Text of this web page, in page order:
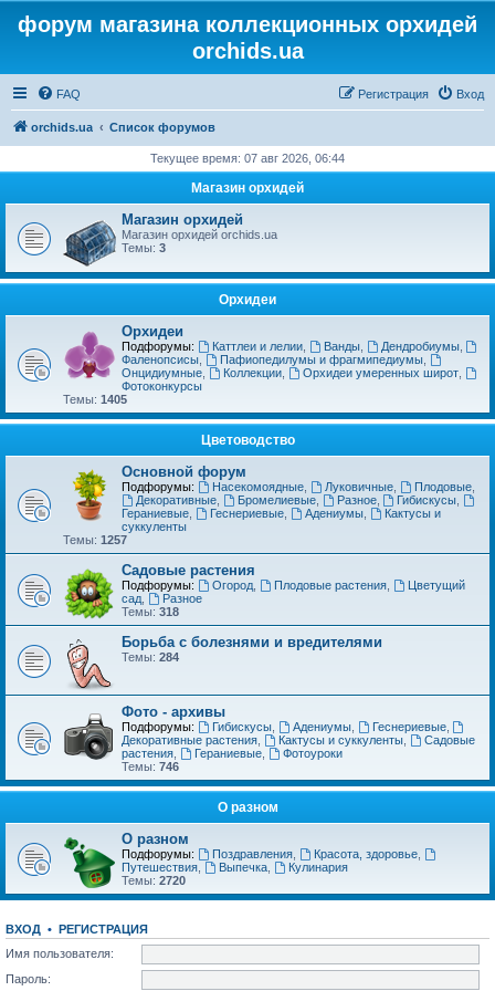
форум магазина коллекционных орхидей
orchids.ua
FAQ Вход
Регистрация
orchids.ua Список форумов
Текущее время: 07 авг 2026, 06:44
Магазин орхидей
Магазин орхидей
Магазин орхидей orchids.ua
Темы: 3
Орхидеи
Орхидеи
Подфорумы: Каттлеи и лелии, Ванды, Дендробиумы,
Фаленопсисы
Пафиопедилумы и фрагмипедиумы,
Онцидиумные
Коллекции, Орхидеи умеренных широт,
Фотоконкурсы
Темы: 1405
Цветоводство
Основной форум
Подфорумы: Насекомоядные, Луковичные, Плодовые,
Декоративные, Бромелиевые, Разное, Гибискусы
Гераниевые
Геснериевые, Адениумы,
Кактусы и
суккуленты
Темы: 1257
Садовые растения
Подфорумы: Огород, Плодовые растения,
Цветущий
сад
Разное
Темы: 318
Борьба с болезнями и вредителями
Темы: 284
Фото - архивы
Подфорумы: Гибискусы, Адениумы, Геснериевые,
Декоративные растения
Кактусы и суккуленты,
Садовые
растения
Гераниевые,
Фотоуроки
Темы: 746
О разном
О разном
Подфорумы: Поздравления, Красота, здоровье,
Путешествия
Выпечка,
Кулинария
Темы: 2720
ВХОД • РЕГИСТРАЦИЯ
Имя пользователя:
Пароль: